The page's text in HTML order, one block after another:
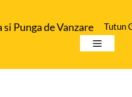
Tutun
Meniu